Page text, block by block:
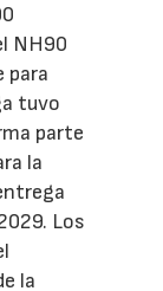
NH90
para
tuvo
parte
la
Los
la